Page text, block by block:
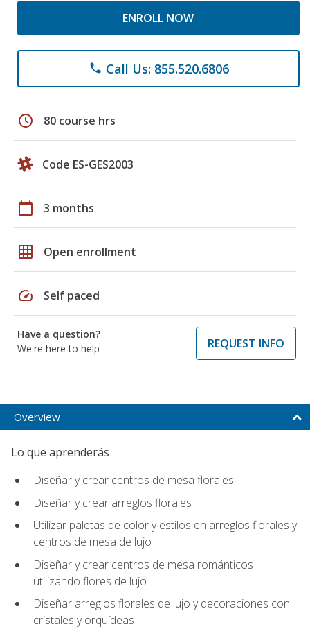
ENROLL NOW
phone Call Us: 855.520.6806
schedule 80 course hrs
Code ES-GES2003
calendar_today 3 months
grid_on Open enrollment
speed Self paced
Have a question?
We're here to help
REQUEST INFO
Overview
Lo que aprenderás
Diseñar y crear centros de mesa florales
Diseñar y crear arreglos florales
Utilizar paletas de color y estilos en arreglos florales y
centros de mesa de lujo
Diseñar y crear centros de mesa románticos
utilizando flores de lujo
Diseñar arreglos florales de lujo y decoraciones con
cristales y orquídeas